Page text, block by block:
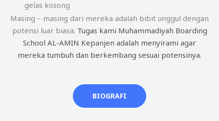
gelas kosong
Masing – masing dari mereka adalah bibit unggul dengan
potensi luar biasa. Tugas kami Muhammadiyah Boarding
School AL-AMIN Kepanjen adalah menyirami agar
mereka tumbuh dan berkembang sesuai potensinya.
BIOGRAFI